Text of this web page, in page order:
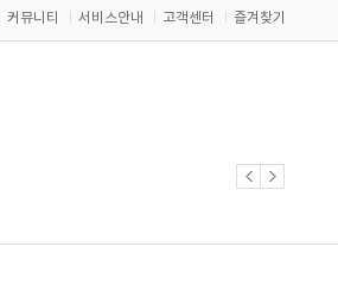
커뮤니티 서비스안내 고객센터 즐겨찾기